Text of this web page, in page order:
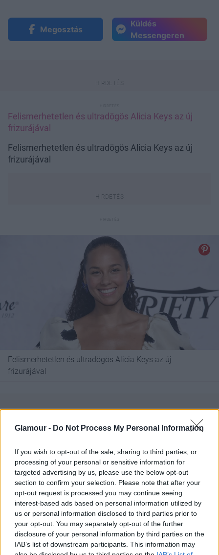
Glamour - Do Not Process My Personal Information
If you wish to opt-out of the sale, sharing to third parties, or
processing of your personal or sensitive information for
targeted advertising by us, please use the below opt-out
section to confirm your selection. Please note that after your
opt-out request is processed you may continue seeing
interest-based ads based on personal information utilized by
us or personal information disclosed to third parties prior to
your opt-out. You may separately opt-out of the further
disclosure of your personal information by third parties on the
IAB’s list of downstream participants. This information may
Megosztás
Küldés
Messengeren
Felismerhetetlen és ultradögös Alicia Keys az új
frizurájával
Felismerhetetlen és ultradögös Alicia Keys az új
frizurájával
Felismerhetetlen és ultradögös Alicia Keys az új
frizurájával
A számról készült videót itt tekinthetitek meg: